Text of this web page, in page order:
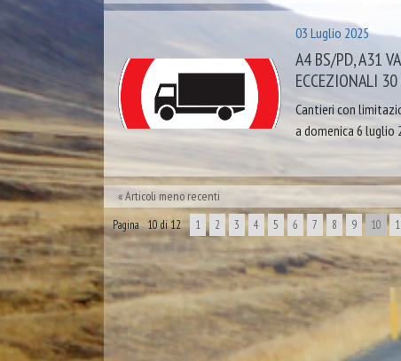
03 Luglio 2025
A4 BS/PD, A31
ECCEZIONALI
Cantieri con
a domenica 6 luglio
Articoli meno recenti
Pagina 10 di 12 1 2 3 4 5 6 7 8 9 10